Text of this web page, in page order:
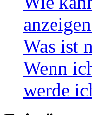
Was ist
Wenn
werde